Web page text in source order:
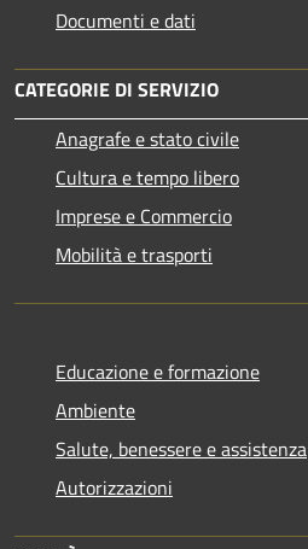
Documenti e dati
CATEGORIE DI SERVIZIO
Anagrafe e stato civile
Cultura e tempo libero
Imprese e Commercio
Mobilità e trasporti
Educazione e formazione
Ambiente
Salute, benessere e assistenza
Autorizzazioni